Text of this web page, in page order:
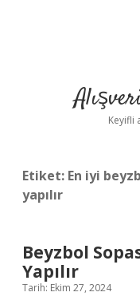
Keyifli
Etiket: En iyi
yapılır
Beyzbol
Yapılır
Tarih: Ekim 27, 2024